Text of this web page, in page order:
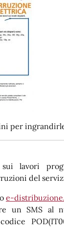
per
sui lavori
del
e-
un SMS al